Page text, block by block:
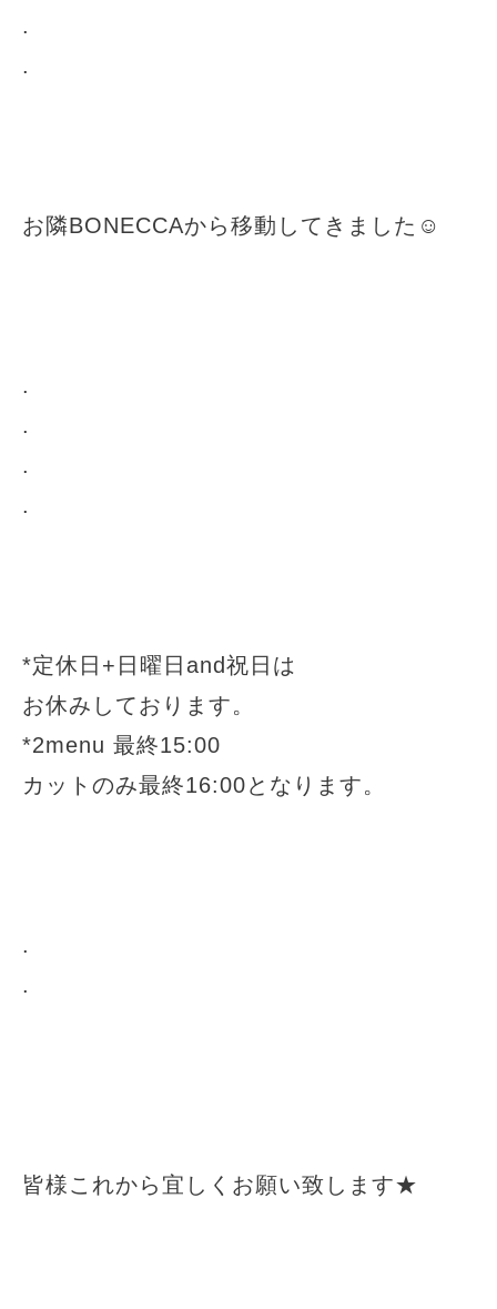
.
.
お隣BONECCAから移動してきました☺︎
.
.
.
.
*定休日+日曜日and祝日は
お休みしております。
*2menu 最終15:00
カットのみ最終16:00となります。
.
.
皆様これから宜しくお願い致します★